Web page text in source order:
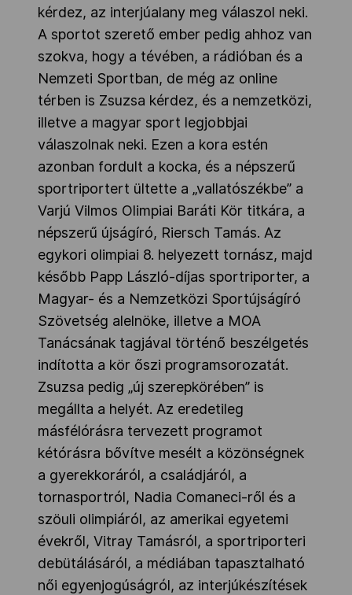
kérdez, az interjúalany meg válaszol neki.
A sportot szerető ember pedig ahhoz van
szokva, hogy a tévében, a rádióban és a
Nemzeti Sportban, de még az online
térben is Zsuzsa kérdez, és a nemzetközi,
illetve a magyar sport legjobbjai
válaszolnak neki. Ezen a kora estén
azonban fordult a kocka, és a népszerű
sportriportert ültette a „vallatószékbe” a
Varjú Vilmos Olimpiai Baráti Kör titkára, a
népszerű újságíró, Riersch Tamás. Az
egykori olimpiai 8. helyezett tornász, majd
később Papp László-díjas sportriporter, a
Magyar- és a Nemzetközi Sportújságíró
Szövetség alelnöke, illetve a MOA
Tanácsának tagjával történő beszélgetés
indította a kör őszi programsorozatát.
Zsuzsa pedig „új szerepkörében” is
megállta a helyét. Az eredetileg
másfélórásra tervezett programot
kétórásra bővítve mesélt a közönségnek
a gyerekkoráról, a családjáról, a
tornasportról, Nadia Comaneci-ről és a
szöuli olimpiáról, az amerikai egyetemi
évekről, Vitray Tamásról, a sportriporteri
debütálásáról, a médiában tapasztalható
női egyenjogúságról, az interjúkészítések